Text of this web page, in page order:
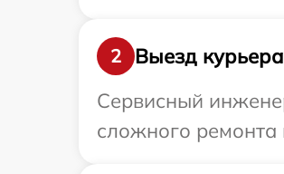
2
Выезд
Сервисный
сложного ремонта